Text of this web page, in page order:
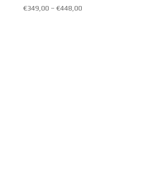
€349,00 –€448,00